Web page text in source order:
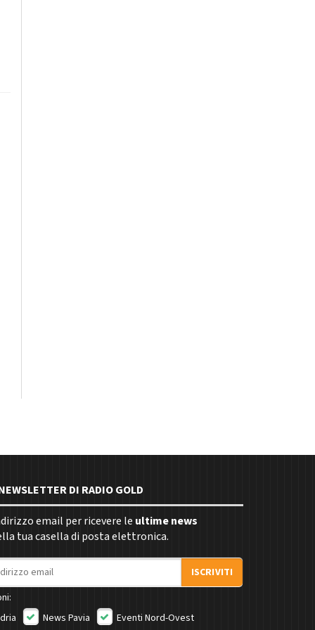
DI RADIO GOLD
email per ricevere le ultime news
tua casella di posta elettronica.
ISCRIVITI
News Pavia Eventi Nord-Ovest